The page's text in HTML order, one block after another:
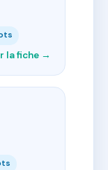
la fiche →